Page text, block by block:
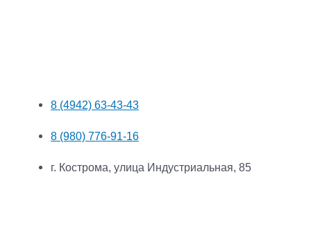
8 (4942) 63-43-43
8 (980) 776-91-16
г. Кострома, улица Индустриальная, 85